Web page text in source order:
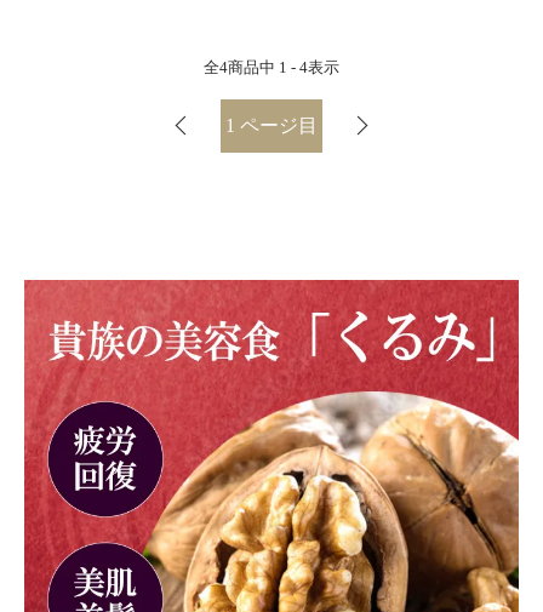
全4商品中 1 - 4表示
1 ページ目